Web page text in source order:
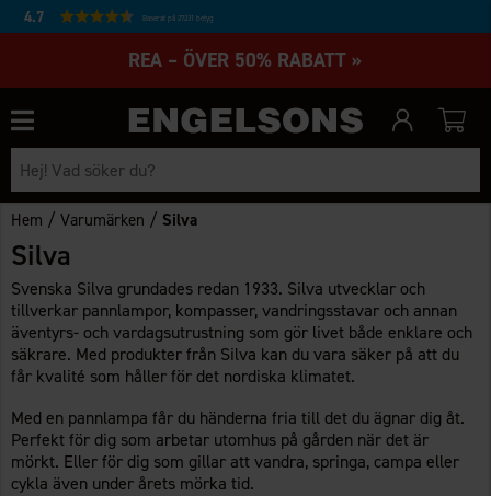
4.7 Baserat på 27231 betyg
REA – ÖVER 50% RABATT »
Hem /Varumärken / Silva
Silva
Svenska Silva grundades redan 1933. Silva utvecklar och
tillverkar pannlampor, kompasser, vandringsstavar och annan
äventyrs- och vardagsutrustning som gör livet både enklare och
säkrare. Med produkter från Silva kan du vara säker på att du
får kvalité som håller för det nordiska klimatet.
Med en pannlampa får du händerna fria till det du ägnar dig åt.
Perfekt för dig som arbetar utomhus på gården när det är
mörkt. Eller för dig som gillar att vandra, springa, campa eller
cykla även under årets mörka tid.